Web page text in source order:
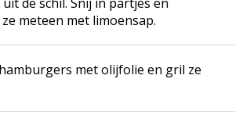
meteen met limoensap.
met olijfolie en gril ze